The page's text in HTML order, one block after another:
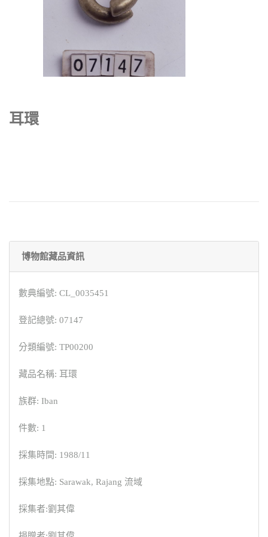
耳環
博物館藏品資訊
數典編號: CL_0035451
登記總號: 07147
分類編號: TP00200
藏品名稱: 耳環
族群: Iban
件數: 1
採集時間: 1988/11
採集地點: Sarawak, Rajang 流域
採集者:劉其偉